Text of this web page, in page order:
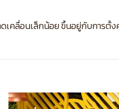
เคลื่อนเล็กน้อย ขึ้นอยู่กับการตั้ง